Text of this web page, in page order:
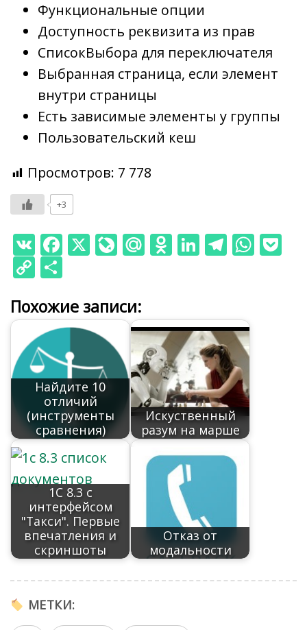
Функциональные опции
Доступность реквизита из прав
СписокВыбора для переключателя
Выбранная страница, если элемент
внутри страницы
Есть зависимые элементы у группы
Пользовательский кеш
Просмотров: 7 778
+3
V
K
F
ac
e
b
o
o
k
X Li
o
u
r
n
al
M
R
u
O
kl
as
s
ni
ki
Li
dI
n
T
a
m
W
A
p
p
P
C
p
Li
n
О
п
р
а
в
и
т
ь
Похожие записи:
Найдите 10
отличий
(инструменты
сравнения)
Искуственный
разум на марше
1C 8.3 с
интерфейсом
"Такси". Первые
впечатления и
скриншоты
Отказ от
модальности
МЕТКИ: